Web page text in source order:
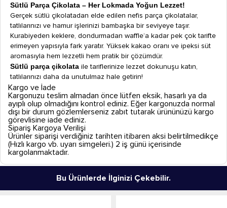
Sütlü Parça Çikolata – Her Lokmada Yoğun Lezzet!
Gerçek sütlü çikolatadan elde edilen nefis parça çikolatalar,
tatlılarınızı ve hamur işlerinizi bambaşka bir seviyeye taşır.
Kurabiyeden keklere, dondurmadan waffle’a kadar pek çok tarifte
erimeyen yapısıyla fark yaratır. Yüksek kakao oranı ve ipeksi süt
aromasıyla hem lezzetli hem pratik bir çözümdür.
Sütlü parça çikolataile tariflerinize lezzet dokunuşu katın,
tatlılarınızı daha da unutulmaz hale getirin!
Kargo ve İade
Kargonuzu teslim almadan önce lütfen eksik, hasarlı ya da
ayıplı olup olmadığını kontrol ediniz. Eğer kargonuzda normal
dışı bir durum gözlemlerseniz zabıt tutarak ürününüzü kargo
görevlisine iade ediniz.
Sipariş Kargoya Verilişi
Ürünler siparişi verdiğiniz tarihten itibaren aksi belirtilmedikçe
(Hızlı kargo vb. uyarı simgeleri.) 2 iş günü içerisinde
kargolanmaktadır.
Bu Ürünlerde İlginizi Çekebilir.